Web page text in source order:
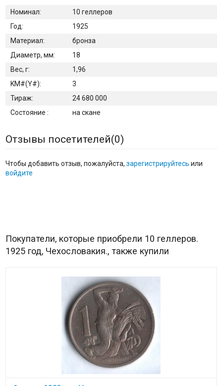
Номинал:
10 геллеров
Год:
1925
Материал:
бронза
Диаметр, мм:
18
Вес, г:
1,96
KM#(Y#):
3
Тираж:
24 680 000
Состояние :
на скане
Отзывы посетителей(0)
Чтобы добавить отзыв, пожалуйста, зарегистрируйтесь или
войдите
Покупатели, которые приобрели 10 геллеров.
1925 год, Чехословакия., также купили